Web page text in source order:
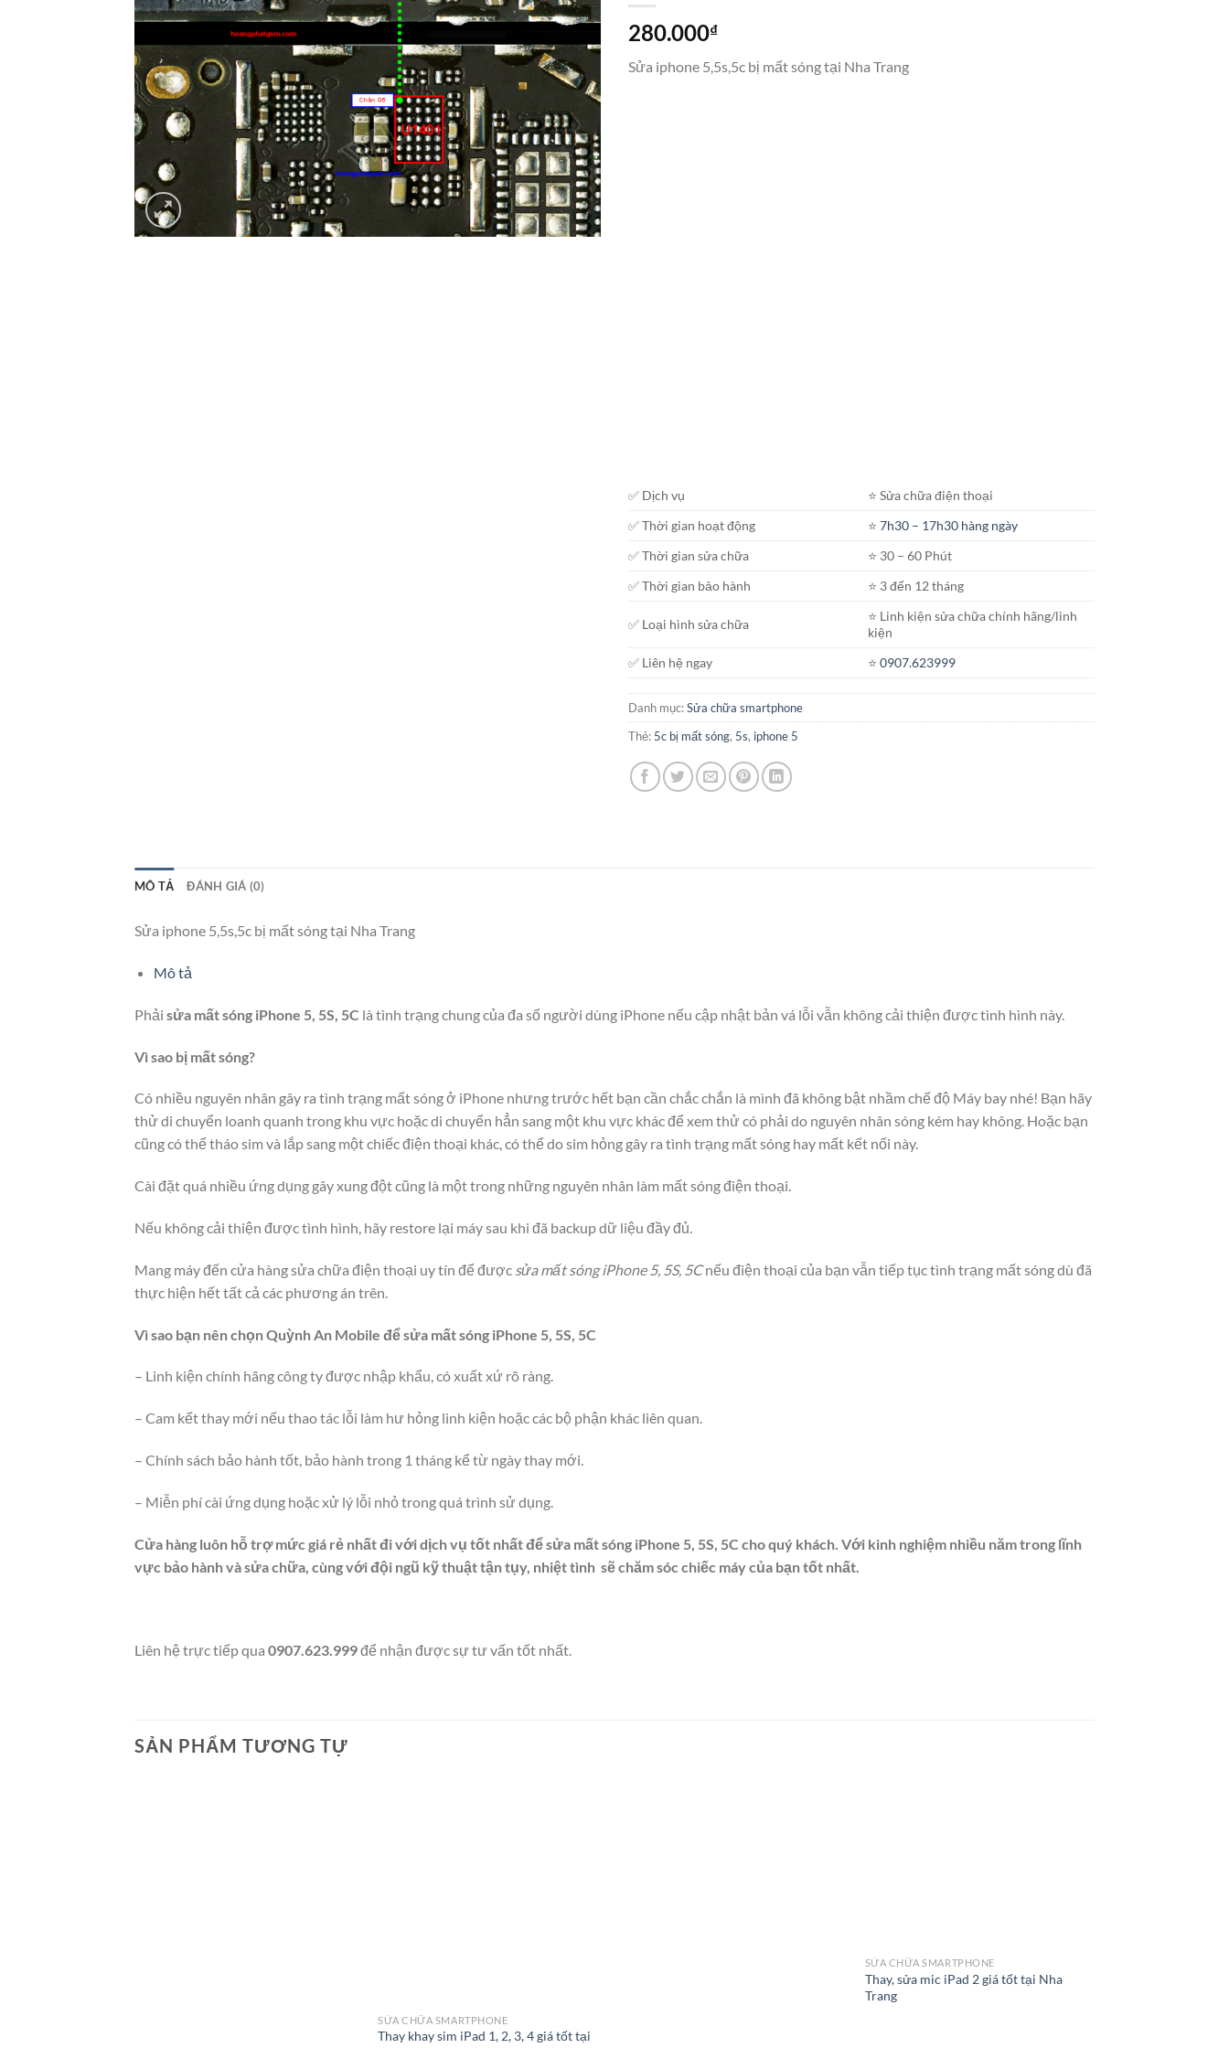
280.000₫
Sửa iphone 5,5s,5c bị mất sóng tại Nha Trang
✅ Dịch vụ
⭐️ Sửa chữa điện thoại
✅ Thời gian hoạt động
⭐️7h30 – 17h30 hàng ngày
✅ Thời gian sửa chữa
⭐️ 30 – 60 Phút
✅ Thời gian bảo hành
⭐️ 3 đến 12 tháng
✅ Loại hình sửa chữa
⭐️ Linh kiện sửa chữa chính hãng/linh
kiện
✅ Liên hệ ngay
⭐️0907.623999
Danh mục:Sửa chữa smartphone
Thẻ: 5c bị mất sóng, 5s, iphone 5
MÔ TẢ ĐÁNH GIÁ (0)
Sửa iphone 5,5s,5c bị mất sóng tại Nha Trang
Mô tả
Phải sửa mất sóng iPhone 5, 5S, 5C là tình trạng chung của đa số người dùng iPhone nếu cập nhật bản vá lỗi vẫn không cải thiện được tình hình này.
Vì sao bị mất sóng?
Có nhiều nguyên nhân gây ra tình trạng mất sóng ở iPhone nhưng trước hết bạn cần chắc chắn là mình đã không bật nhầm chế độ Máy bay nhé! Bạn hãy
thử di chuyển loanh quanh trong khu vực hoặc di chuyển hẳn sang một khu vực khác để xem thử có phải do nguyên nhân sóng kém hay không. Hoặc bạn
cũng có thể tháo sim và lắp sang một chiếc điện thoại khác, có thể do sim hỏng gây ra tình trạng mất sóng hay mất kết nối này.
Cài đặt quá nhiều ứng dụng gây xung đột cũng là một trong những nguyên nhân làm mất sóng điện thoại.
Nếu không cải thiện được tình hình, hãy restore lại máy sau khi đã backup dữ liệu đầy đủ.
Mang máy đến cửa hàng sửa chữa điện thoại uy tín để được sửa mất sóng iPhone 5, 5S, 5Cnếu điện thoại của bạn vẫn tiếp tục tình trạng mất sóng dù đã
thực hiện hết tất cả các phương án trên.
Vì sao bạn nên chọn Quỳnh An Mobile để sửa mất sóng iPhone 5, 5S, 5C
– Linh kiện chính hãng công ty được nhập khẩu, có xuất xứ rõ ràng.
– Cam kết thay mới nếu thao tác lỗi làm hư hỏng linh kiện hoặc các bộ phận khác liên quan.
– Chính sách bảo hành tốt, bảo hành trong 1 tháng kể từ ngày thay mới.
– Miễn phí cài ứng dụng hoặc xử lý lỗi nhỏ trong quá trình sử dụng.
Cửa hàng luôn hỗ trợ mức giá rẻ nhất đi với dịch vụ tốt nhất để sửa mất sóng iPhone 5, 5S, 5C cho quý khách. Với kinh nghiệm nhiều năm trong lĩnh
vực bảo hành và sửa chữa, cùng với đội ngũ kỹ thuật tận tụy, nhiệt tình sẽ chăm sóc chiếc máy của bạn tốt nhất.
Liên hệ trực tiếp qua 0907.623.999để nhận được sự tư vấn tốt nhất.
SẢN PHẨM TƯƠNG TỰ
SỬA CHỮA SMARTPHONE
Thay khay sim iPad 1, 2, 3, 4 giá tốt tại
SỬA CHỮA SMARTPHONE
Thay, sửa mic iPad 2 giá tốt tại Nha
Trang